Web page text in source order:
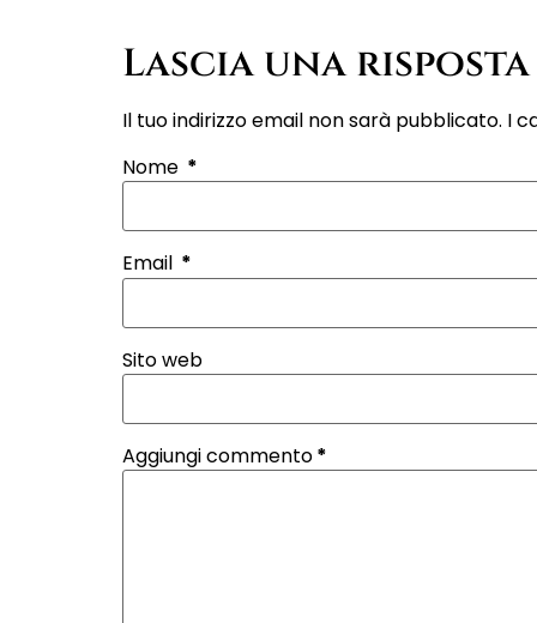
Lascia una risposta
Il tuo indirizzo email non sarà pubblicato. I
Nome *
Email *
Sito web
Aggiungi commento*